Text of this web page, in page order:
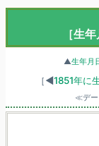
［生
▲生年月
［◀1851年に
≪デー